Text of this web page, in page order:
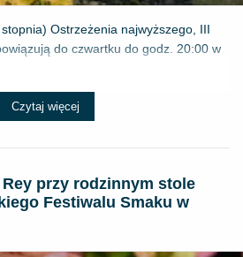
Ostrzeżenia najwyższego, III
do czwartku do godz. 20:00 w
Czytaj więcej
Rey przy rodzinnym stole
Festiwalu Smaku w